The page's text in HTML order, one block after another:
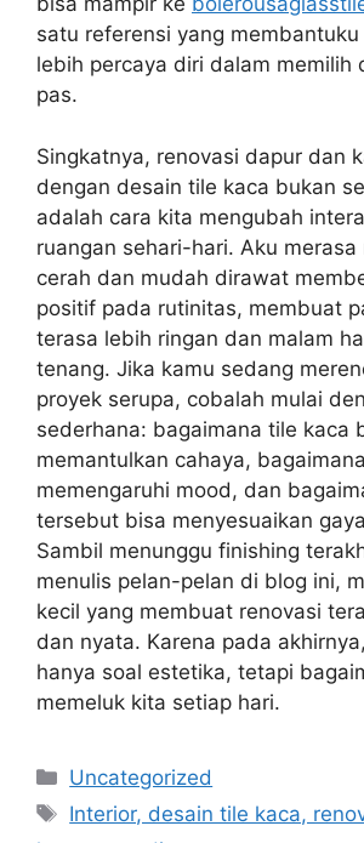
satu referensi yang membantuku
lebih percaya diri dalam memilih
pas.
Singkatnya, renovasi dapur dan
dengan desain tile kaca bukan
adalah cara kita mengubah
ruangan sehari-hari. Aku merasa
cerah dan mudah dirawat
positif pada rutinitas, membuat
terasa lebih ringan dan malam
tenang. Jika kamu sedang
proyek serupa, cobalah mulai
sederhana: bagaimana tile kaca
memantulkan cahaya,
memengaruhi mood, dan
tersebut bisa menyesuaikan
Sambil menunggu finishing
menulis pelan-pelan di blog ini,
kecil yang membuat renovasi
dan nyata. Karena pada
hanya soal estetika, tetapi
memeluk kita setiap hari.
Categories
Uncategorized
Tags
Interior, desain tile kaca,